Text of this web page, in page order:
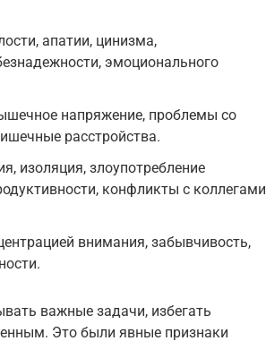
апатии, цинизма,
эмоционального
напряжение, проблемы со
расстройства.
изоляция, злоупотребление
конфликты с коллегами
внимания, забывчивость,
важные задачи, избегать
Это были явные признаки